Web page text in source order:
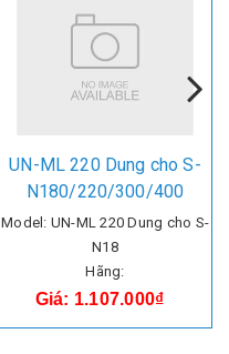
UN-ML 220 Dung cho S-
N180/220/300/400
Model: UN-ML 220 Dung cho S-
N18
Hãng:
Giá: 1.107.000₫